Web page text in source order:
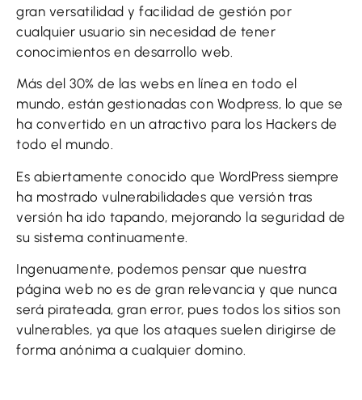
gran versatilidad y facilidad de gestión por
cualquier usuario sin necesidad de tener
conocimientos en desarrollo web.
Más del 30% de las webs en línea en todo el
mundo, están gestionadas con Wodpress, lo que se
ha convertido en un atractivo para los Hackers de
todo el mundo.
Es abiertamente conocido que WordPress siempre
ha mostrado vulnerabilidades que versión tras
versión ha ido tapando, mejorando la seguridad de
su sistema continuamente.
Ingenuamente, podemos pensar que nuestra
página web no es de gran relevancia y que nunca
será pirateada, gran error, pues todos los sitios son
vulnerables, ya que los ataques suelen dirigirse de
forma anónima a cualquier domino.